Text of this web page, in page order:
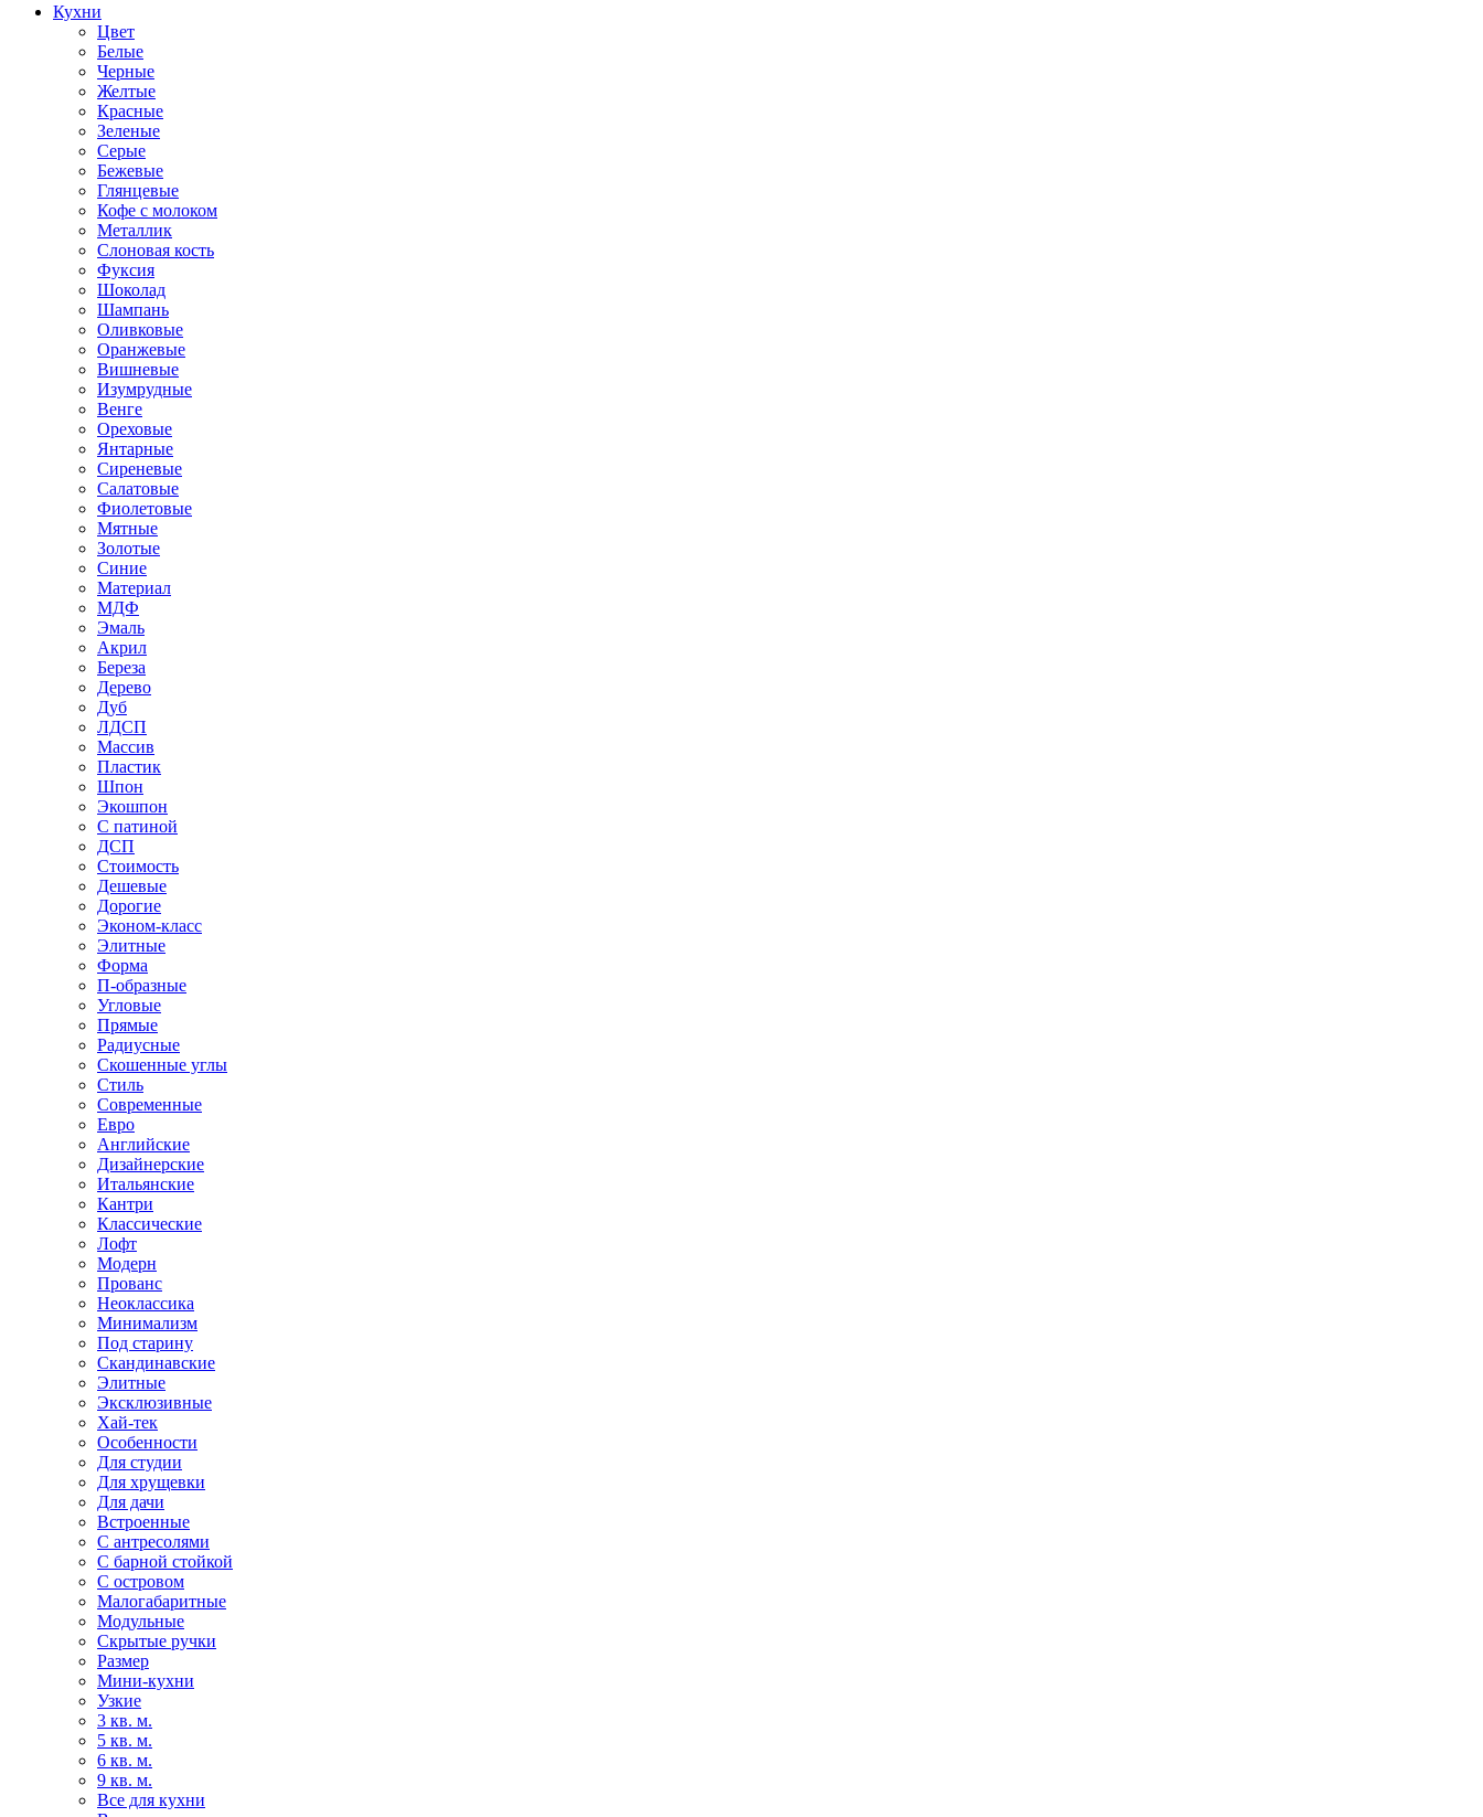
Кухни
Цвет
Белые
Черные
Желтые
Красные
Зеленые
Серые
Бежевые
Глянцевые
Кофе с молоком
Металлик
Слоновая кость
Фуксия
Шоколад
Шампань
Оливковые
Оранжевые
Вишневые
Изумрудные
Венге
Ореховые
Янтарные
Сиреневые
Салатовые
Фиолетовые
Мятные
Золотые
Синие
Материал
МДФ
Эмаль
Акрил
Береза
Дерево
Дуб
ЛДСП
Массив
Пластик
Шпон
Экошпон
С патиной
ДСП
Стоимость
Дешевые
Дорогие
Эконом-класс
Элитные
Форма
П-образные
Угловые
Прямые
Радиусные
Скошенные углы
Стиль
Современные
Евро
Английские
Дизайнерские
Итальянские
Кантри
Классические
Лофт
Модерн
Прованс
Неоклассика
Минимализм
Под старину
Скандинавские
Элитные
Эксклюзивные
Хай-тек
Особенности
Для студии
Для хрущевки
Для дачи
Встроенные
С антресолями
С барной стойкой
С островом
Малогабаритные
Модульные
Скрытые ручки
Размер
Мини-кухни
Узкие
3 кв. м.
5 кв. м.
6 кв. м.
9 кв. м.
Все для кухни